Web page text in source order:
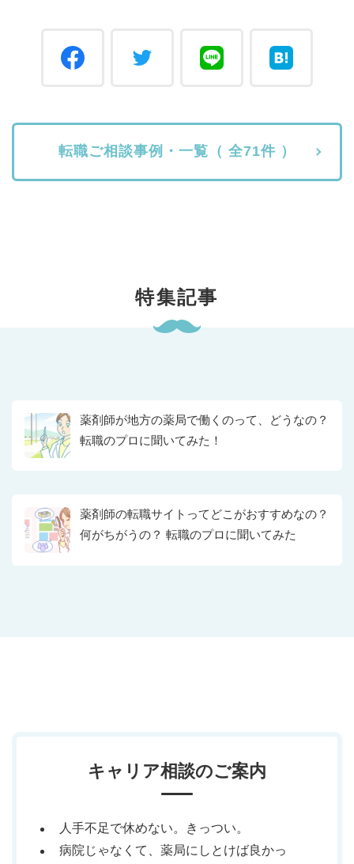
転職ご相談事例・一覧（ 全71件 ）
特集記事
薬剤師が地方の薬局で働くのって、どうなの？
転職のプロに聞いてみた！
薬剤師の転職サイトってどこがおすすめなの？
何がちがうの？ 転職のプロに聞いてみた
キャリア相談のご案内
人手不足で休めない。きっつい。
病院じゃなくて、薬局にしとけば良かっ